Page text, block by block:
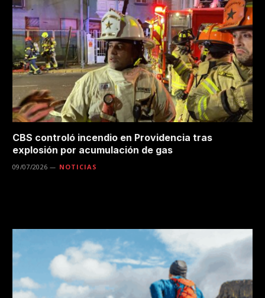
CBS controló incendio en Providencia tras
explosión por acumulación de gas
09/07/2026 NOTICIAS